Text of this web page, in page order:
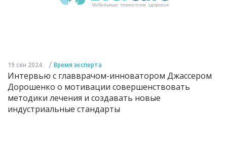
19 сен 2024 / Время эксперта
Интервью с главврачом-инноватором Джассером
Дорошенко о мотивации совершенствовать
методики лечения и создавать новые
индустриальные стандарты